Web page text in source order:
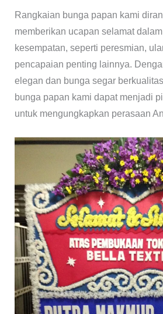
Rangkaian bunga papan kami
memberikan ucapan selamat
kesempatan, seperti peresmian,
pencapaian penting lainnya.
elegan dan bunga segar
bunga papan kami dapat menjadi
untuk mengungkapkan perasaan